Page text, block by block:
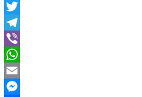
Mail.Ru
Twitter
Telegram
Viber
WhatsApp
Email